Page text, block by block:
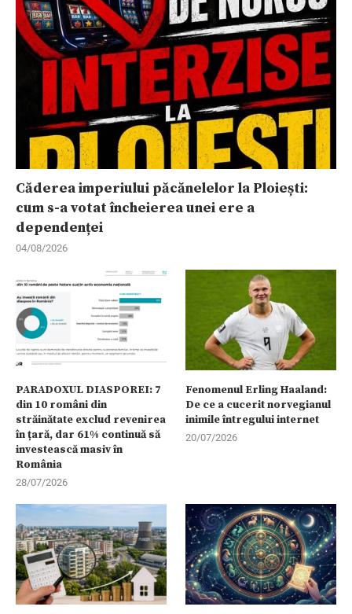
Căderea imperiului păcănelelor la Ploiești:
cum s-a votat încheierea unei ere a
dependenței
04/08/2026
PARADOXUL DIASPOREI: 7
din 10 români din
străinătate exclud revenirea
în țară, dar 61% continuă să
investească masiv în
România
28/07/2026
Fenomenul Erling Haaland:
De ce a cucerit norvegianul
inimile întregului internet
20/07/2026